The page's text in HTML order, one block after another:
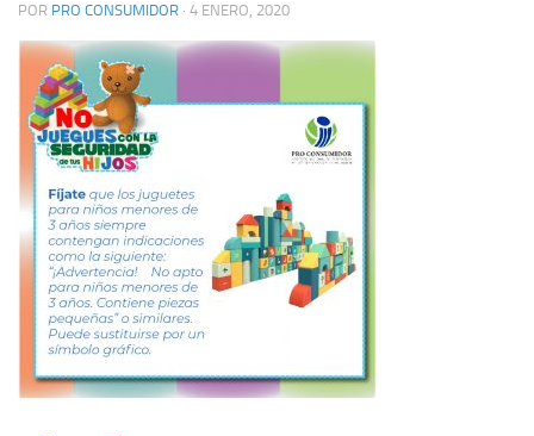
POR PRO CONSUMIDOR · 4 ENERO, 2020